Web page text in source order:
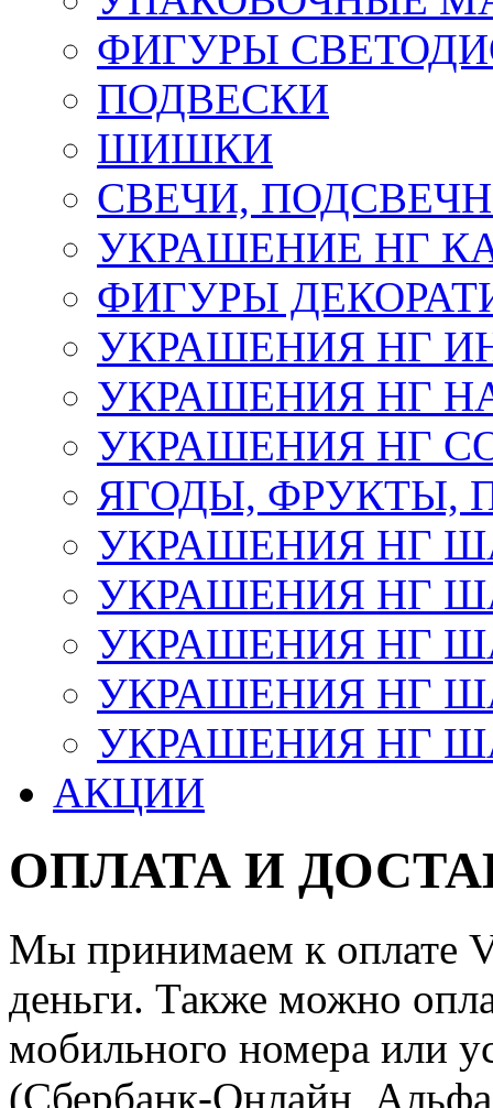
ФИГУРЫ
ПОДВЕСКИ
ШИШКИ
СВЕЧИ,
УКРАШЕНИЕ НГ
ФИГУРЫ
УКРАШЕНИЯ НГ
УКРАШЕНИЯ НГ
УКРАШЕНИЯ НГ
ЯГОДЫ, ФРУКТЫ,
УКРАШЕНИЯ НГ
УКРАШЕНИЯ НГ
УКРАШЕНИЯ НГ
УКРАШЕНИЯ НГ
УКРАШЕНИЯ НГ
АКЦИИ
ОПЛАТА И
Мы принимаем к оплате
деньги. Также можно
мобильного номера или
(Сбербанк-Онлайн,